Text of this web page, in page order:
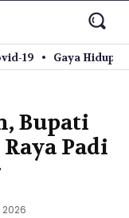
19 Gaya Hidup
Bupati
Padi
2026